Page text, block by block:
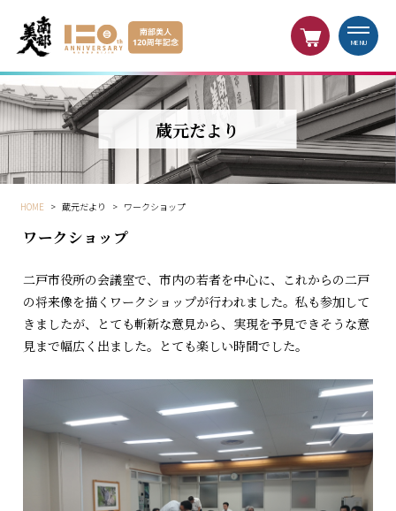
MENU
蔵元だより
HOME > 蔵元だより > ワークショップ
ワークショップ
二戸市役所の会議室で、市内の若者を中心に、これからの二戸
の将来像を描くワークショップが行われました。私も参加して
きましたが、とても斬新な意見から、実現を予見できそうな意
見まで幅広く出ました。とても楽しい時間でした。